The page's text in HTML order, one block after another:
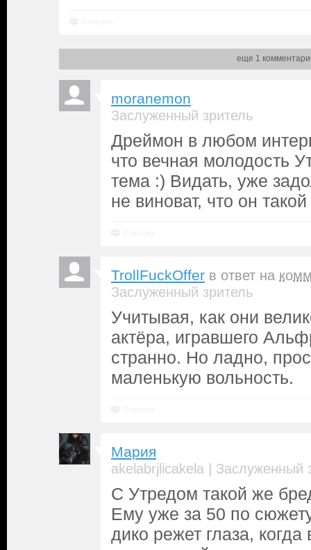
еще 1
moranemon
Заслуженный зритель
Дреймон в любом
что вечная молодость
тема :) Видать, уже
не виноват, что он
TrollFuckOffer в ответ на
Заслуженный зритель
Учитывая, как они
актёра, игравшего
странно. Но ладно,
маленькую вольность.
Мария
akelabrjlicakela | Заслуженный
С Утредом такой же
Ему уже за 50 по
дико режет глаза,